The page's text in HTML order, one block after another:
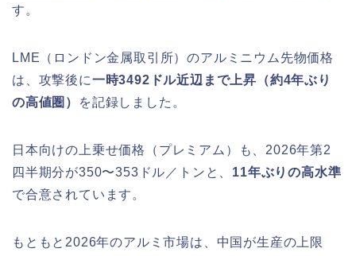
す。
LME（ロンドン金属取引所）のアルミニウム先物価格
は、攻撃後に一時3492ドル近辺まで上昇（約4年ぶり
の高値圏）
を記録しました。
日本向けの上乗せ価格（プレミアム）も、2026年第2
四半期分が350〜353ドル／トンと、 11年ぶりの高水準
で合意されています。
もともと2026年のアルミ市場は、中国が生産の上限